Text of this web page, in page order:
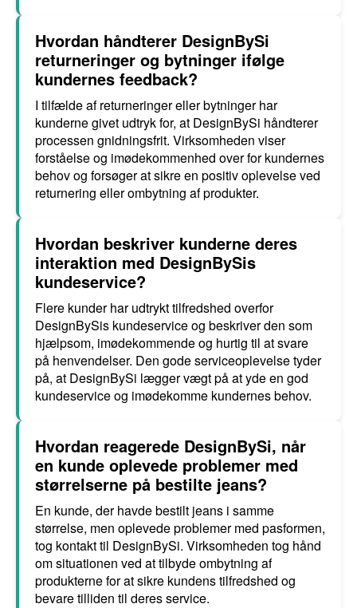
Hvordan håndterer DesignBySi
returneringer og bytninger ifølge
kundernes feedback?
I tilfælde af returneringer eller bytninger har
kunderne givet udtryk for, at DesignBySi håndterer
processen gnidningsfrit. Virksomheden viser
forståelse og imødekommenhed over for kundernes
behov og forsøger at sikre en positiv oplevelse ved
returnering eller ombytning af produkter.
Hvordan beskriver kunderne deres
interaktion med DesignBySis
kundeservice?
Flere kunder har udtrykt tilfredshed overfor
DesignBySis kundeservice og beskriver den som
hjælpsom, imødekommende og hurtig til at svare
på henvendelser. Den gode serviceoplevelse tyder
på, at DesignBySi lægger vægt på at yde en god
kundeservice og imødekomme kundernes behov.
Hvordan reagerede DesignBySi, når
en kunde oplevede problemer med
størrelserne på bestilte jeans?
En kunde, der havde bestilt jeans i samme
størrelse, men oplevede problemer med pasformen,
tog kontakt til DesignBySi. Virksomheden tog hånd
om situationen ved at tilbyde ombytning af
produkterne for at sikre kundens tilfredshed og
bevare tilliden til deres service.